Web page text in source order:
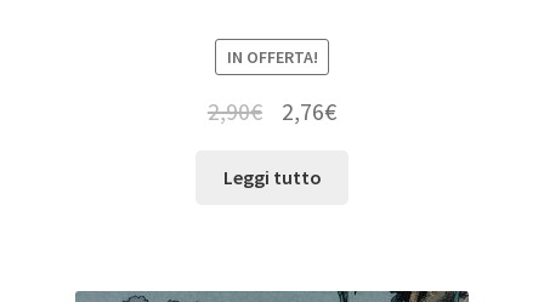
IN OFFERTA!
2,90€ 2,76€
Leggi tutto